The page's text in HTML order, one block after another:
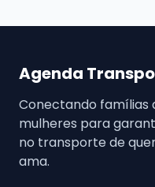
Agenda
Conectando famílias
mulheres para
no transporte de
ama.